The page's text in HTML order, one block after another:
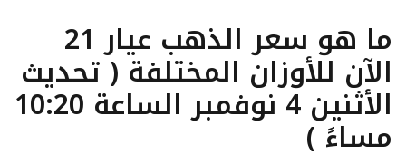
ما هو سعر الذهب عيار 21
الآن للأوزان المختلفة ( تحديث
الأثنين 4 نوفمبر الساعة 10:20
مساءً )